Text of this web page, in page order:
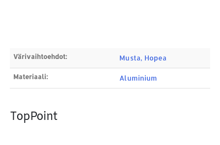
Värivaihtoehdot: Musta, Hopea
Materiaali: Aluminium
TopPoint
MAKSUTAPAMME: